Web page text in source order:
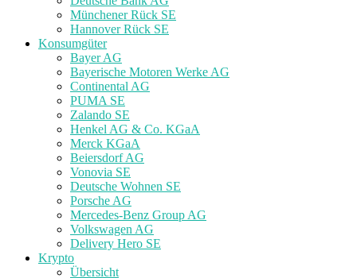
Münchener Rück SE
Hannover Rück SE
Konsumgüter
Bayer AG
Bayerische Motoren Werke AG
Continental AG
PUMA SE
Zalando SE
Henkel AG & Co. KGaA
Merck KGaA
Beiersdorf AG
Vonovia SE
Deutsche Wohnen SE
Porsche AG
Mercedes-Benz Group AG
Volkswagen AG
Delivery Hero SE
Krypto
Übersicht